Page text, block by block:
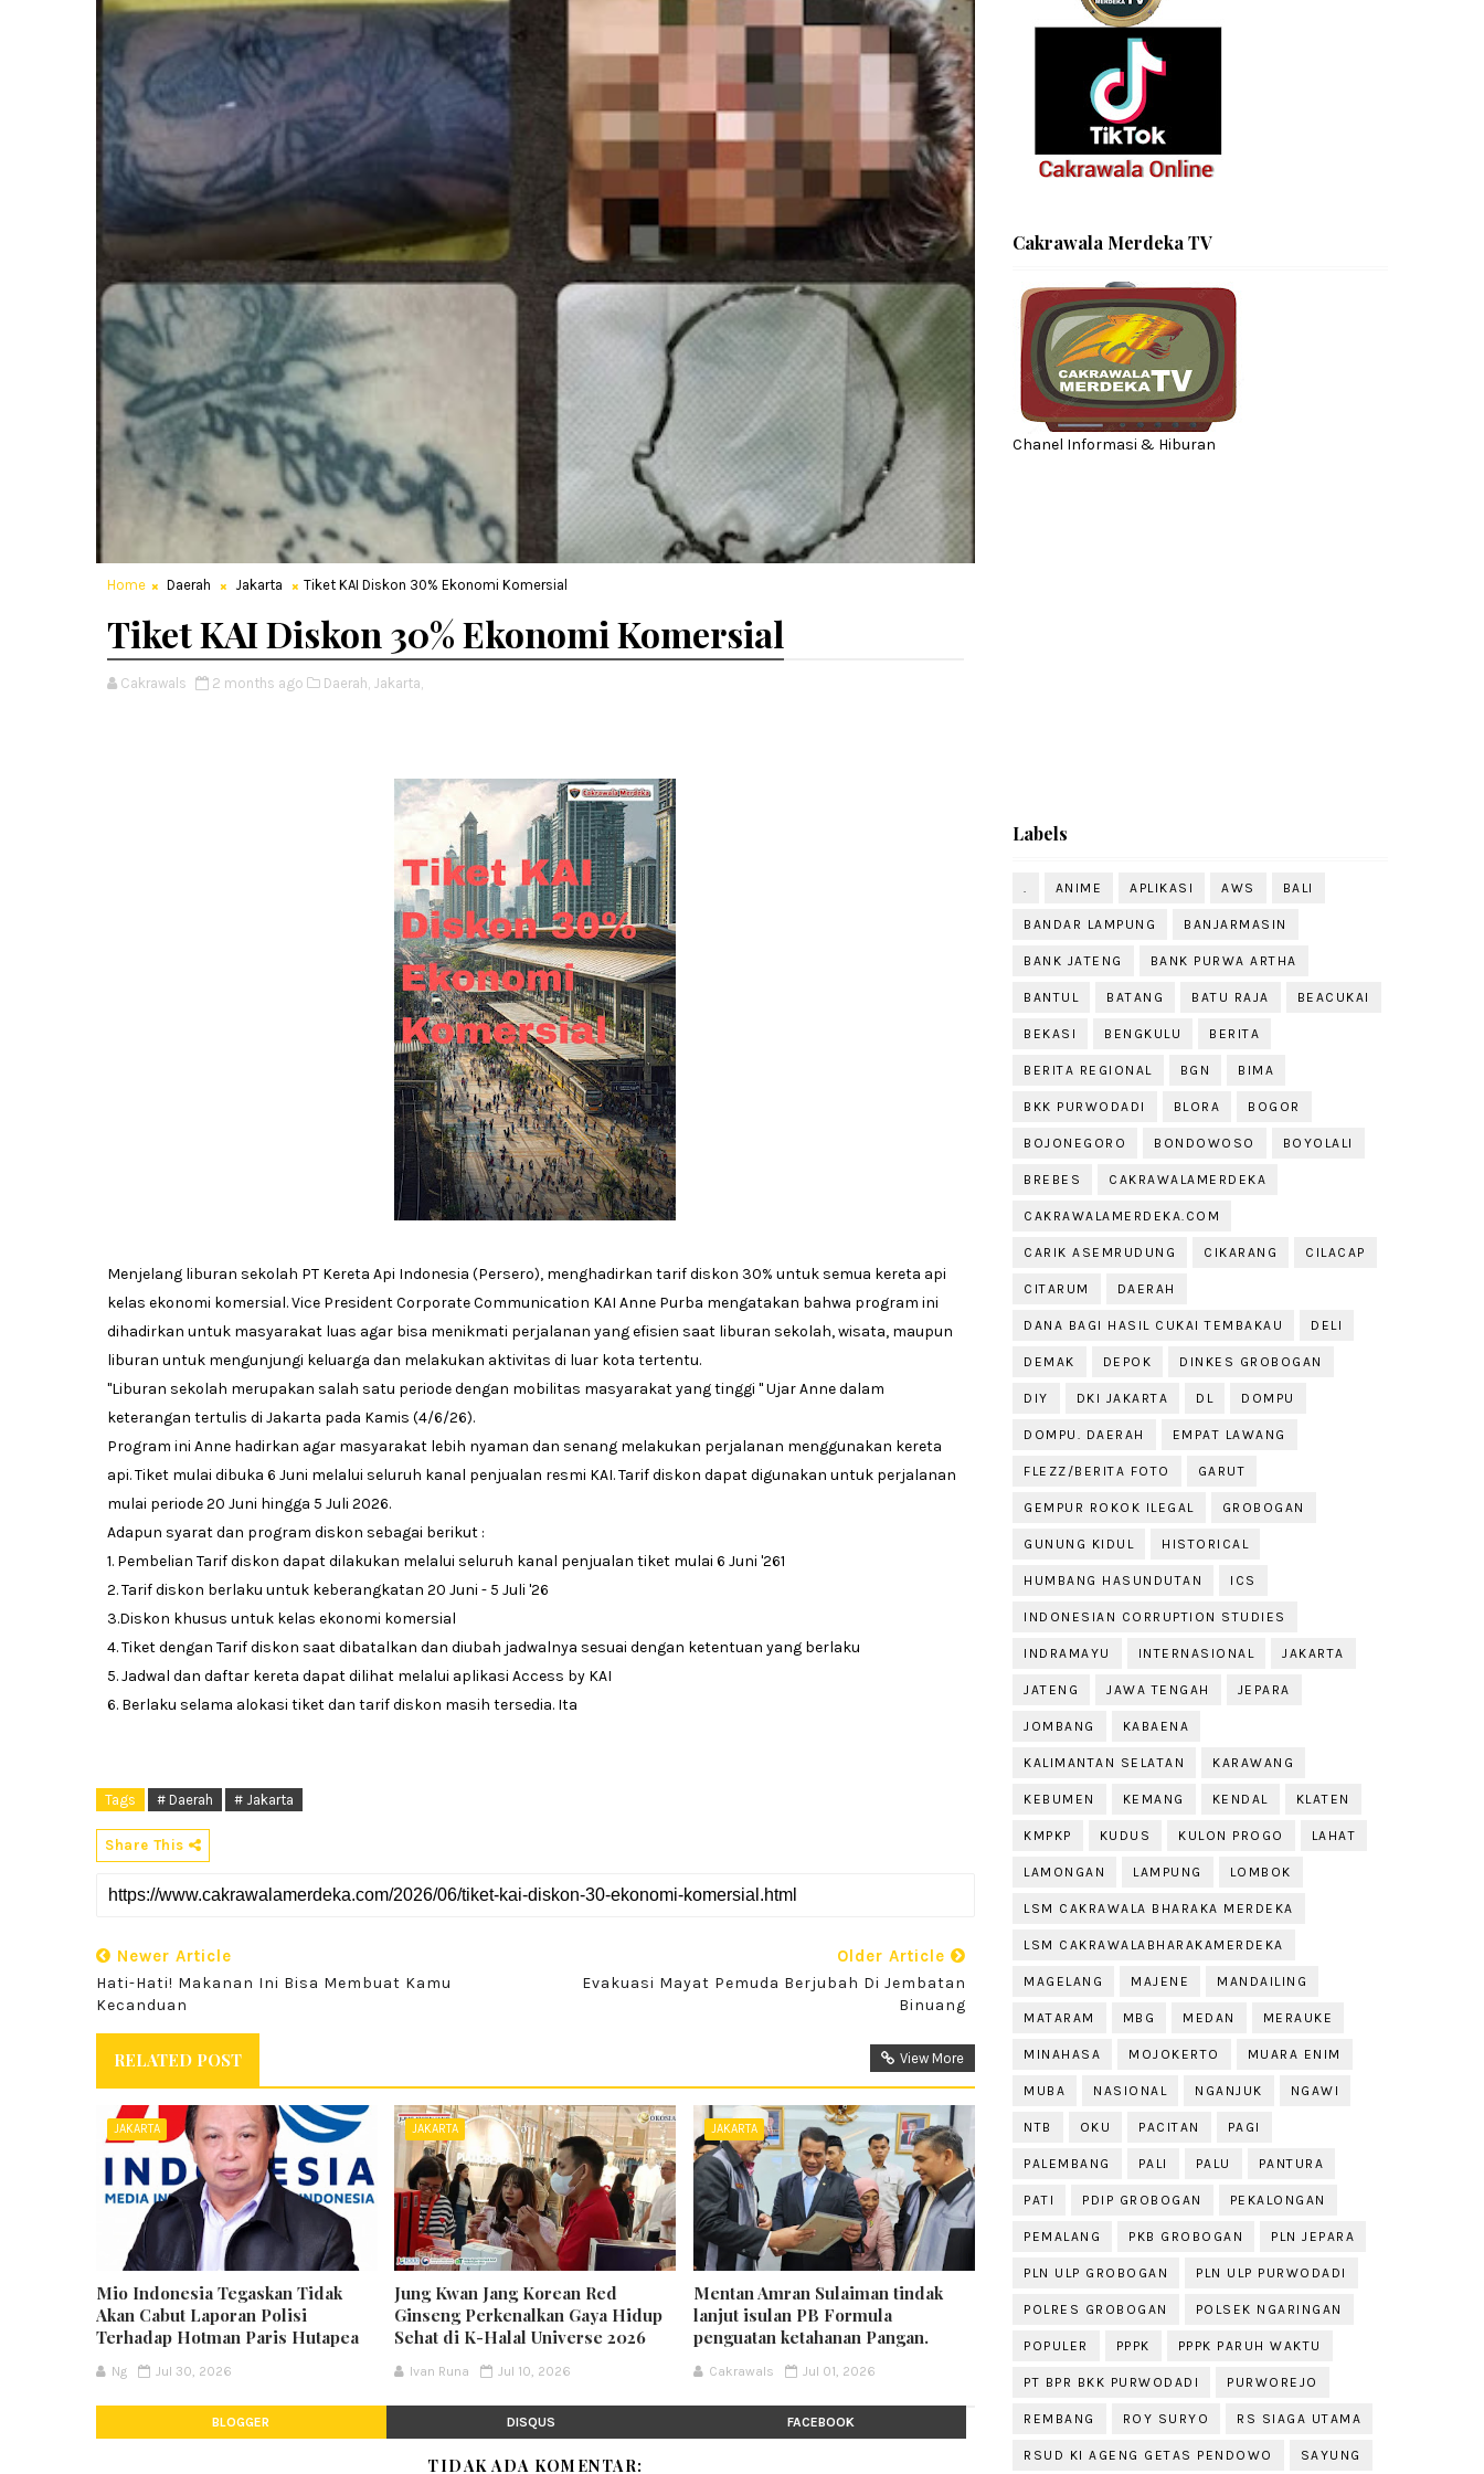
Home Daerah Jakarta Tiket KAI Diskon 30% Ekonomi Komersial
Tiket KAI Diskon 30% Ekonomi Komersial
Cakrawals 2 months ago Daerah, Jakarta,
Menjelang liburan sekolah PT Kereta Api Indonesia (Persero), menghadirkan tarif diskon 30% untuk semua kereta api
kelas ekonomi komersial. Vice President Corporate Communication KAI Anne Purba mengatakan bahwa program ini
dihadirkan untuk masyarakat luas agar bisa menikmati perjalanan yang efisien saat liburan sekolah, wisata, maupun
liburan untuk mengunjungi keluarga dan melakukan aktivitas di luar kota tertentu.
"Liburan sekolah merupakan salah satu periode dengan mobilitas masyarakat yang tinggi " Ujar Anne dalam
keterangan tertulis di Jakarta pada Kamis (4/6/26).
Program ini Anne hadirkan agar masyarakat lebih nyaman dan senang melakukan perjalanan menggunakan kereta
api. Tiket mulai dibuka 6 Juni melalui seluruh kanal penjualan resmi KAI. Tarif diskon dapat digunakan untuk perjalanan
mulai periode 20 Juni hingga 5 Juli 2026.
Adapun syarat dan program diskon sebagai berikut :
1. Pembelian Tarif diskon dapat dilakukan melalui seluruh kanal penjualan tiket mulai 6 Juni '261
2. Tarif diskon berlaku untuk keberangkatan 20 Juni - 5 Juli '26
3.Diskon khusus untuk kelas ekonomi komersial
4. Tiket dengan Tarif diskon saat dibatalkan dan diubah jadwalnya sesuai dengan ketentuan yang berlaku
5. Jadwal dan daftar kereta dapat dilihat melalui aplikasi Access by KAI
6. Berlaku selama alokasi tiket dan tarif diskon masih tersedia. Ita
Tags # Daerah # Jakarta
Share This
Newer Article
Hati-Hati! Makanan Ini Bisa Membuat Kamu
Kecanduan
Older Article
Evakuasi Mayat Pemuda Berjubah Di Jembatan
Binuang
RELATED POST View More
JAKARTA
Mio Indonesia Tegaskan Tidak
Akan Cabut Laporan Polisi
Terhadap Hotman Paris Hutapea
Ng Jul 30, 2026
JAKARTA
Jung Kwan Jang Korean Red
Ginseng Perkenalkan Gaya Hidup
Sehat di K-Halal Universe 2026
Ivan Runa Jul 10, 2026
JAKARTA
Mentan Amran Sulaiman tindak
lanjut isulan PB Formula
penguatan ketahanan Pangan.
Cakrawals Jul 01, 2026
BLOGGER DISQUS FACEBOOK
TIDAK ADA KOMENTAR:
Cakrawala Merdeka TV
Chanel Informasi & Hiburan
Labels
. ANIME APLIKASI AWS BALI
BANDAR LAMPUNG BANJARMASIN
BANK JATENG BANK PURWA ARTHA
BANTUL BATANG BATU RAJA BEACUKAI
BEKASI BENGKULU BERITA
BERITA REGIONAL BGN BIMA
BKK PURWODADI BLORA BOGOR
BOJONEGORO BONDOWOSO BOYOLALI
BREBES CAKRAWALAMERDEKA
CAKRAWALAMERDEKA.COM
CARIK ASEMRUDUNG CIKARANG CILACAP
CITARUM DAERAH
DANA BAGI HASIL CUKAI TEMBAKAU DELI
DEMAK DEPOK DINKES GROBOGAN
DIY DKI JAKARTA DL DOMPU
DOMPU. DAERAH EMPAT LAWANG
FLEZZ/BERITA FOTO GARUT
GEMPUR ROKOK ILEGAL GROBOGAN
GUNUNG KIDUL HISTORICAL
HUMBANG HASUNDUTAN ICS
INDONESIAN CORRUPTION STUDIES
INDRAMAYU INTERNASIONAL JAKARTA
JATENG JAWA TENGAH JEPARA
JOMBANG KABAENA
KALIMANTAN SELATAN KARAWANG
KEBUMEN KEMANG KENDAL KLATEN
KMPKP KUDUS KULON PROGO LAHAT
LAMONGAN LAMPUNG LOMBOK
LSM CAKRAWALA BHARAKA MERDEKA
LSM CAKRAWALABHARAKAMERDEKA
MAGELANG MAJENE MANDAILING
MATARAM MBG MEDAN MERAUKE
MINAHASA MOJOKERTO MUARA ENIM
MUBA NASIONAL NGANJUK NGAWI
NTB OKU PACITAN PAGI
PALEMBANG PALI PALU PANTURA
PATI PDIP GROBOGAN PEKALONGAN
PEMALANG PKB GROBOGAN PLN JEPARA
PLN ULP GROBOGAN PLN ULP PURWODADI
POLRES GROBOGAN POLSEK NGARINGAN
POPULER PPPK PPPK PARUH WAKTU
PT BPR BKK PURWODADI PURWOREJO
REMBANG ROY SURYO RS SIAGA UTAMA
RSUD KI AGENG GETAS PENDOWO SAYUNG